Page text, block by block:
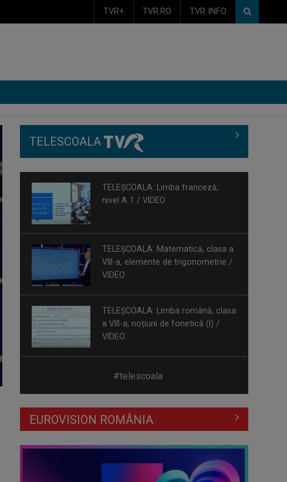
TVR+ TVR.RO TVR INFO
TELESCOALA
TELEȘCOALA: Limba franceză,
nivel A 1 / VIDEO
TELEȘCOALA: Matematică, clasa a
VIII-a, elemente de trigonometrie /
VIDEO
TELEȘCOALA: Limba română, clasa
a VIII-a, noțiuni de fonetică (I) /
VIDEO
TELEȘCOALA: Limba engleză, lecția
TELEȘCOALA: Limba semnelor
române, lecția 3 / VIDEO
#telescoala
EUROVISION ROMÂNIA